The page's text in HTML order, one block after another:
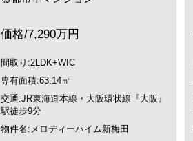
価格/7,290万円
間取り:2LDK+WIC
専有面積:63.14㎡
交通:JR東海道本線・大阪環状線『大阪』
駅徒歩9分
物件名:メロディーハイム新梅田